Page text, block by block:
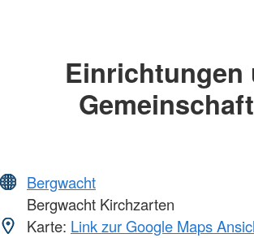
Einrichtungen
Bergwacht
Bergwacht Kirchzarten
Karte: Link zur Google Maps